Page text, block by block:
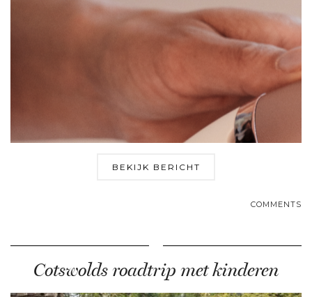
BEKIJK BERICHT
COMMENTS
Cotswolds roadtrip met kinderen